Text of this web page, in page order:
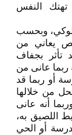
تهتك النفس
وبحسب
يعاني من
تأثر بجفاف
عانى من
أو ربما قد
من خلالها
أنه عانى
اللصيق به،
أو الحي